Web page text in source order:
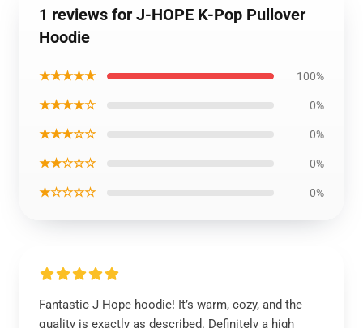
1 reviews for J-HOPE K-Pop Pullover
Hoodie
★★★★★ 100%
★★★★☆ 0%
★★★☆☆ 0%
★★☆☆☆ 0%
★☆☆☆☆ 0%
Fantastic J Hope hoodie! It’s warm, cozy, and the
quality is exactly as described. Definitely a high